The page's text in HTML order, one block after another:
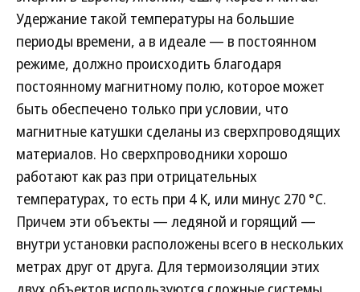
Удержание такой температуры на большие
периоды времени, а в идеале — в постоянном
режиме, должно происходить благодаря
постоянному магнитному полю, которое может
быть обеспечено только при условии, что
магнитные катушки сделаны из сверхпроводящих
материалов. Но сверхпроводники хорошо
работают как раз при отрицательных
температурах, то есть при 4 К, или минус 270 °С.
Причем эти объекты — ледяной и горящий —
внутри установки расположены всего в нескольких
метрах друг от друга. Для термоизоляции этих